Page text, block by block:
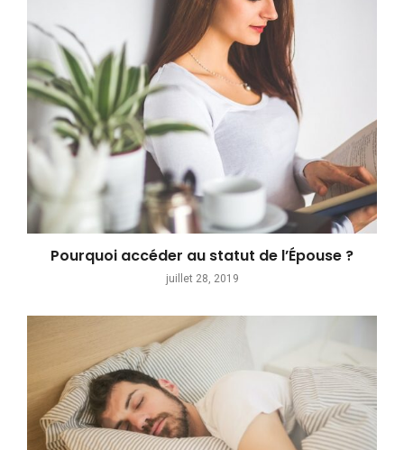
Pourquoi accéder au statut de l’Épouse ?
juillet 28, 2019